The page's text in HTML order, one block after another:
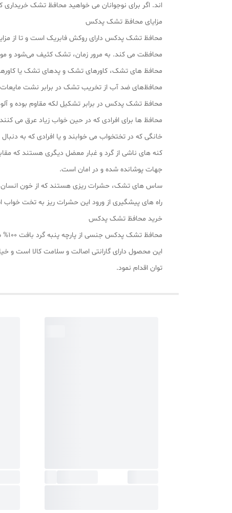
اند. اگر برای نوجوانان می‌ خواهید محافظ تشک خریداری
مزایای محافظ تشک پدکس
محافظ تشک پدکس دارای روکش فابریک است و تا از
محافظت می‌ کند. به مرور زمان، تشک کثیف می‌شود و
محافظ‌ های تشک، کاورهای تشک و پدهای تشک یا
محافظ‌های ضد آب از تخریب تشک در برابر نشت مایعات
محافظ تشک پدکس در برابر تشکیل لکه مقاوم بوده و
محافظ‌ ها برای افرادی که در حین خواب زیاد عرق می‌
خانگی که در تختخواب می‌ خوابند و یا افرادی که به
کنه‌ های ناشی از گرد و غبار معضل دیگری هستند که
جهات پوشانده شده و در امان است.
ساس‌ های تشک، حشرات ریزی هستند که از خون انسان‌ ها
راه‌ های پیشگیری از ورود این حشرات ریز به تخت
خرید محافظ تشک پدکس
محافظ تشک پدکس جنسی از پارچه پنبه گرد بافت 100% ضد آب داشته و از بهترین مواد اولیه ساخته شده است.
این محصول دارای گارانتی اصالت و سلامت کالا است
توان اقدام نمود.